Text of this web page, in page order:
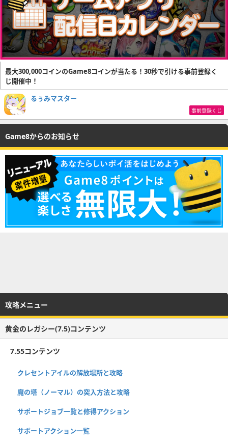
最大300,000コインのGame8コインが当たる！30秒で引ける事前登録く
じ開催中！
るぅみマスター
事前登録くじ
Game8からのお知らせ
攻略メニュー
黄金のレガシー(7.5)コンテンツ
7.55コンテンツ
クレセントアイルの解放場所と攻略
魔の塔（ノーマル）の突入方法と攻略
サポートジョブ一覧と修得アクション
サポートアクション一覧